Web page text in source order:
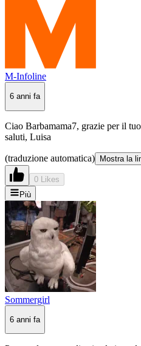
M-Infoline
6 anni fa
Ciao Barbamama7, grazie per il
saluti, Luisa
(traduzione automatica) Mostra la
0 Likes
Più
Sommergirl
6 anni fa